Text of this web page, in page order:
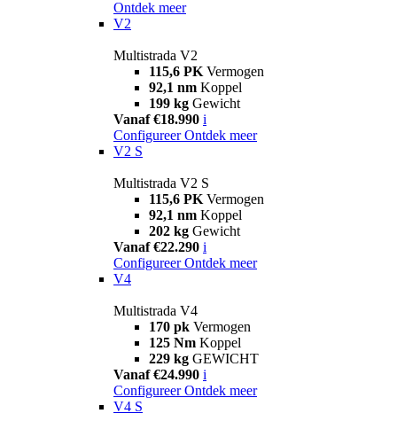
Ontdek meer
V2
Multistrada V2
115,6 PK Vermogen
92,1 nm Koppel
199 kg Gewicht
Vanaf €18.990 i
Configureer Ontdek meer
V2 S
Multistrada V2 S
115,6 PK Vermogen
92,1 nm Koppel
202 kg Gewicht
Vanaf €22.290 i
Configureer Ontdek meer
V4
Multistrada V4
170 pk Vermogen
125 Nm Koppel
229 kg GEWICHT
Vanaf €24.990 i
Configureer Ontdek meer
V4 S